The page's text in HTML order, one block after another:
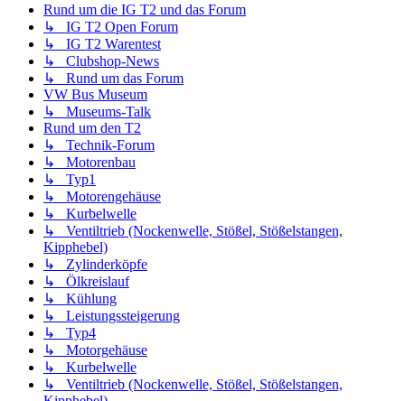
Rund um die IG T2 und das Forum
↳ IG T2 Open Forum
↳ IG T2 Warentest
↳ Clubshop-News
↳ Rund um das Forum
VW Bus Museum
↳ Museums-Talk
Rund um den T2
↳ Technik-Forum
↳ Motorenbau
↳ Typ1
↳ Motorengehäuse
↳ Kurbelwelle
↳ Ventiltrieb (Nockenwelle, Stößel, Stößelstangen,
Kipphebel)
↳ Zylinderköpfe
↳ Ölkreislauf
↳ Kühlung
↳ Leistungssteigerung
↳ Typ4
↳ Motorgehäuse
↳ Kurbelwelle
↳ Ventiltrieb (Nockenwelle, Stößel, Stößelstangen,